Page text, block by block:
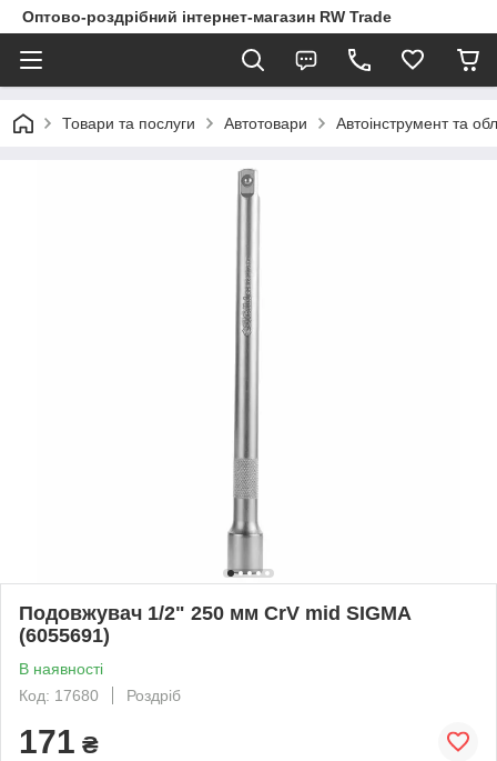
Оптово-роздрібний інтернет-магазин RW Trade
Товари та послуги Автотовари Автоінструмент та
Подовжувач 1/2" 250 мм CrV mid SIGMA
(6055691)
В наявності
Код: 17680
Роздріб
171 ₴